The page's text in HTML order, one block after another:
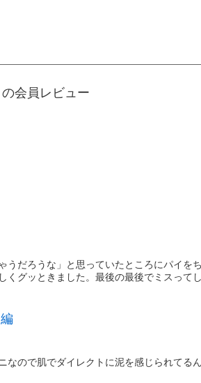
の会員レビュー
だろうな」と思っていたところにパイを
くグッときました。最後の最後でミスっ
ので肌でダイレクトに泥を感じられてる